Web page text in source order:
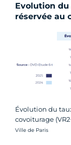
Evolution du
réservée au
Évolution du
covoiturage
Crédit photo :
Ville de Paris